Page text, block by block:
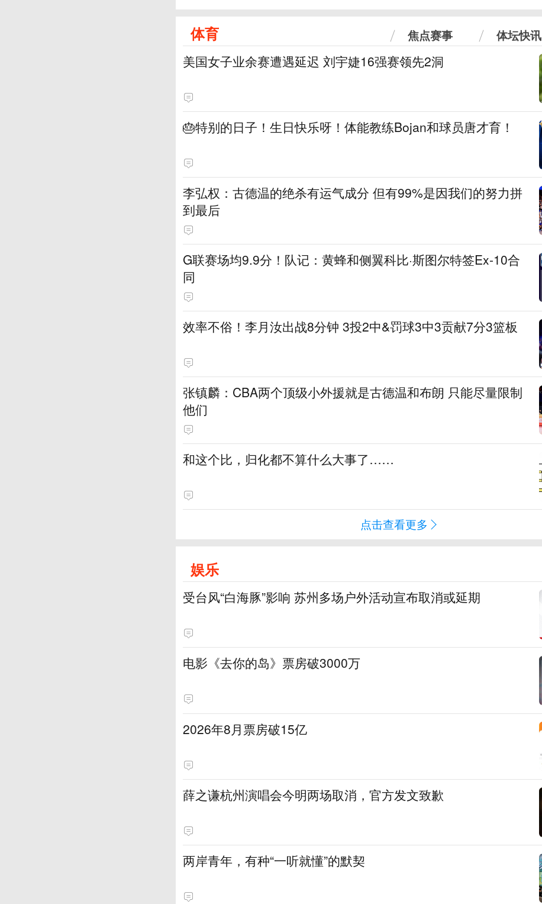
体育 焦点赛事 体坛快讯
美国女子业余赛遭遇延迟 刘宇婕16强赛领先2洞
🎂特别的日子！生日快乐呀！体能教练Bojan和球员唐才育！
李弘权：古德温的绝杀有运气成分 但有99%是因我们的努力拼
到最后
G联赛场均9.9分！队记：黄蜂和侧翼科比·斯图尔特签Ex‑10合
同
效率不俗！李月汝出战8分钟 3投2中&罚球3中3贡献7分3篮板
张镇麟：CBA两个顶级小外援就是古德温和布朗 只能尽量限制
他们
和这个比，归化都不算什么大事了……
点击查看更多
娱乐
受台风“白海豚”影响 苏州多场户外活动宣布取消或延期
电影《去你的岛》票房破3000万
2026年8月票房破15亿
薛之谦杭州演唱会今明两场取消，官方发文致歉
两岸青年，有种“一听就懂”的默契